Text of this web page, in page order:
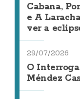
Cabana,
e A
ver a
29/07/2026
O
Méndez